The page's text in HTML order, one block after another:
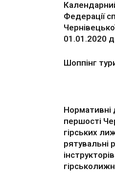
Федерації
01.01.2020
Шоппінг
Нормативні
першості
гірських
рятувальні